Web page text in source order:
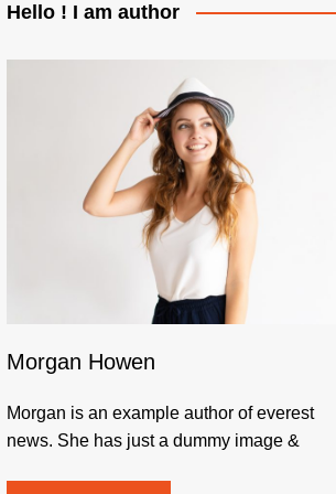
Hello ! I am author
Morgan Howen
Morgan is an example author of everest
news. She has just a dummy image &